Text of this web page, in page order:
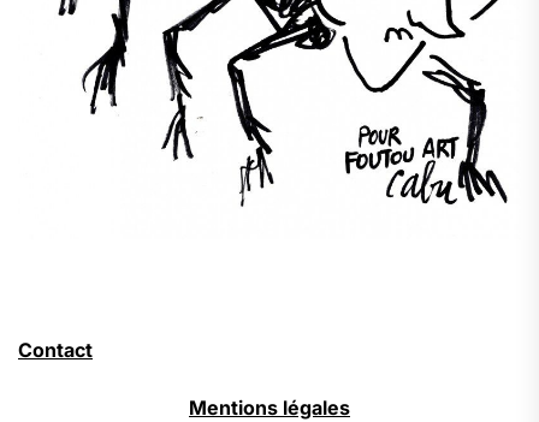
Contact
Mentions légales